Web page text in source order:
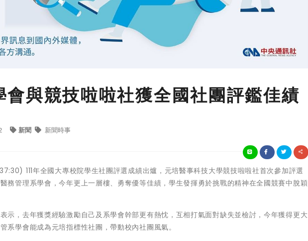
會與競技啦啦社獲全國社團評鑑佳績
新聞 新聞時事
111年全國大專校院學生社團評選成績出爐，元培醫事科技大學競技啦啦社首次參加評選
務管理系學會，今年更上一層樓、勇奪優等佳績，學生發揮勇於挑戰的精神在全國競賽中脫穎
示，去年獲獎經驗激勵自己及系學會幹部更有熱忱，互相打氣面對缺失並檢討，今年獲得更大
系學會能成為元培指標性社團，帶動校內社團風氣。